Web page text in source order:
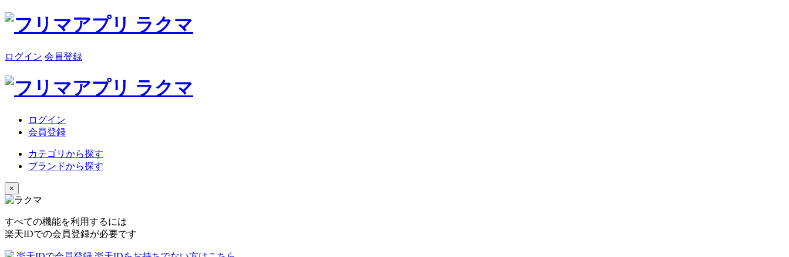
ログイン 会員登録
ログイン
会員登録
カテゴリから探す
ブランドから探す
×
すべての機能を利用するには
楽天IDでの会員登録が必要です